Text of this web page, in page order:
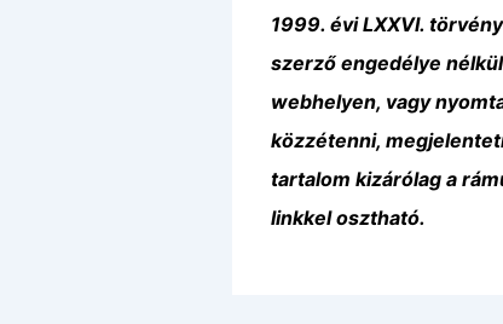
1999. évi LXXVI.
szerző engedélye
webhelyen, vagy
közzétenni,
tartalom kizárólag a
linkkel osztható.